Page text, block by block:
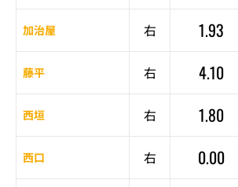
加治屋 右 1.93
藤平 右 4.10
西垣 右 1.80
西口 右 0.00